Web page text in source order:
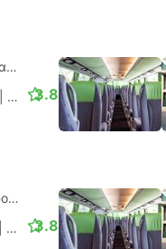
Warszawa Wloscianska Bus Station, Βαρσοβία
Κανονικό
3.8
Warsaw Chopin Airport, Βαρσοβία Αεροδρόμιο
Κανονικό
3.8